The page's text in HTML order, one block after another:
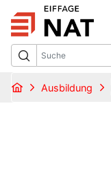
Ausbildung